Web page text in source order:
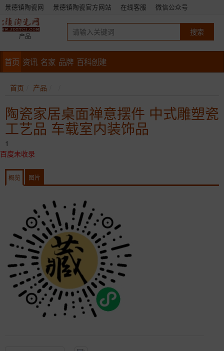
景德镇陶瓷网 景德镇陶瓷官方网站 在线客服 微信公众号
产品
首页 资讯 名家 品牌 百科创建
首页 产品
陶瓷家居桌面禅意摆件 中式雕塑瓷
工艺品 车载室内装饰品
1
百度未收录
概览 图片